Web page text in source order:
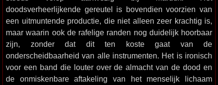
doodsverheerlijkende gereutel is bovendien voorzien van
een uitmuntende productie, die niet alleen zeer krachtig is,
maar waarin ook de rafelige randen nog duidelijk hoorbaar
zijn, zonder dat dit ten koste gaat van de
onderscheidbaarheid van alle instrumenten. Het is ironisch
voor een band die louter over de almacht van de dood en
de onmiskenbare aftakeling van het menselijk lichaam